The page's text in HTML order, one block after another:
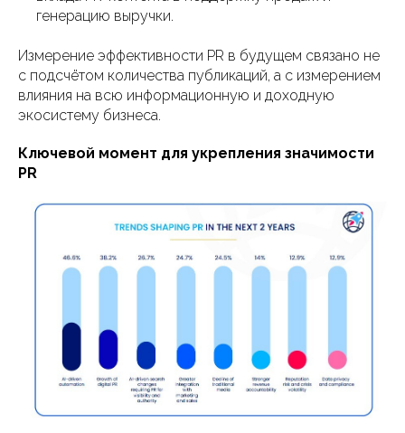
генерацию выручки.
Измерение эффективности PR в будущем связано не
с подсчётом количества публикаций, а с измерением
влияния на всю информационную и доходную
экосистему бизнеса.
Ключевой момент для укрепления значимости
PR